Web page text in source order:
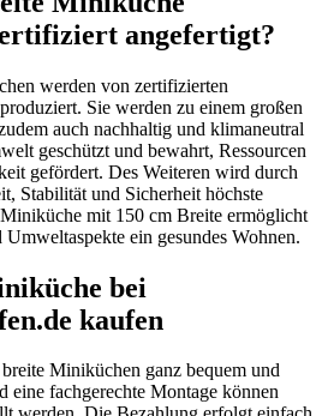
angefertigt?
werden von zertifizierten
Sie werden zu einem großen
auch nachhaltig und klimaneutral
geschützt und bewahrt, Ressourcen
gefördert. Des Weiteren wird durch
Stabilität und Sicherheit höchste
mit 150 cm Breite ermöglicht
ein gesundes Wohnen.
bei
kaufen
Miniküchen ganz bequem und
eine fachgerechte Montage können